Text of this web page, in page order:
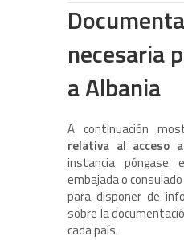
necesaria
a Albania
A continuación
relativa al acceso
instancia póngase
embajada o
para disponer de
sobre la
cada país.